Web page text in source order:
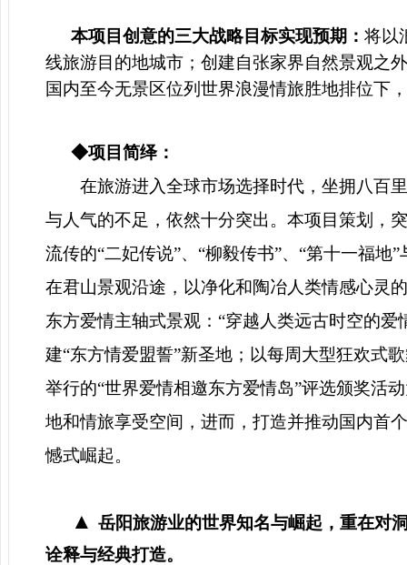
本项目创意的三大战略目标实现预期： 将以
线旅游目的地城市；创建自张家界自然景观之
国内至今无景区位列世界浪漫情旅胜地排位下
◆项目简绎：
在旅游进入全球市场选择时代，坐拥八百
与人气的不足，依然十分突出。本项目策划，
流传的“二妃传说”、“柳毅传书”、“第十一福地
在君山景观沿途， 以净化和陶冶人类情感心灵
东方爱情主轴式景观： “穿越人类远古时空的爱
建“东方情爱盟誓”新圣地；以每周大型狂欢式
举行的“世界爱情相邀东方爱情岛”评选颁奖活
地和情旅享受空间 ，进而，打造并推动国内首个
憾式崛起。
▲ 岳阳旅游业的世界知名与崛起，重在对
诠释与经典打造。